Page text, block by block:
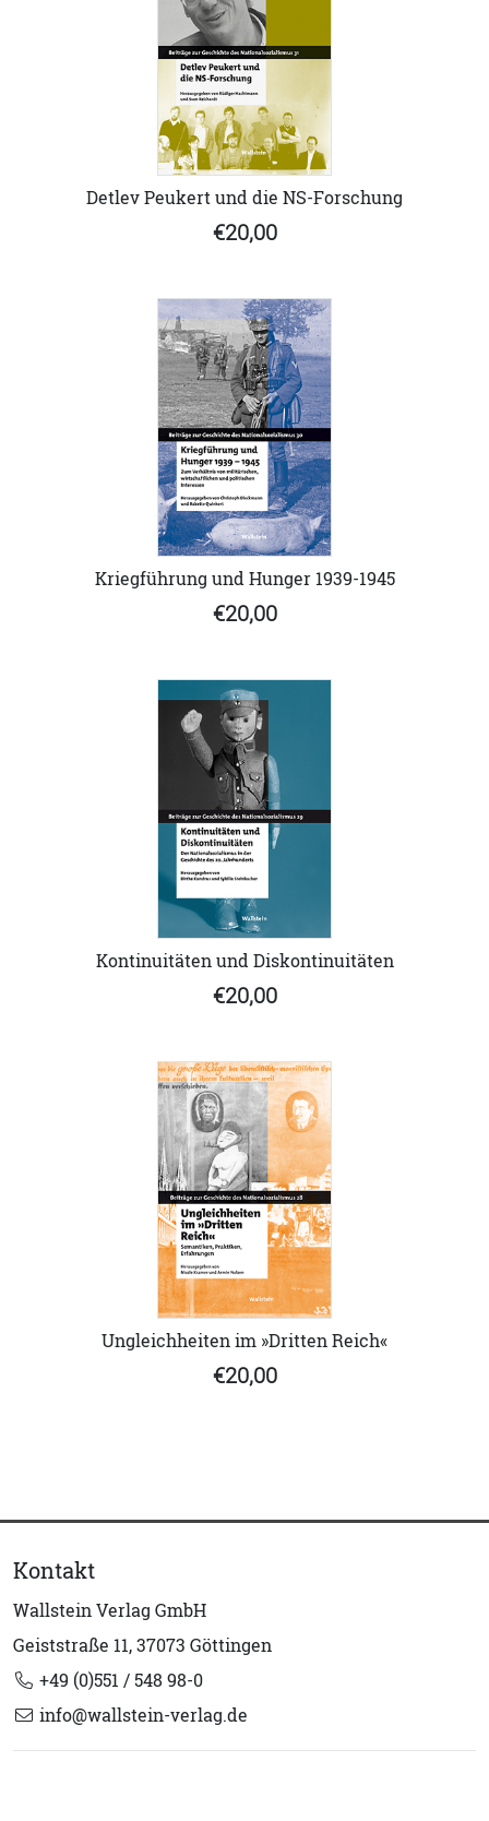
Detlev Peukert und die NS-Forschung
€20,00
Kriegführung und Hunger 1939-1945
€20,00
Kontinuitäten und Diskontinuitäten
€20,00
Ungleichheiten im »Dritten Reich«
€20,00
Kontakt
Wallstein Verlag GmbH
Geiststraße 11, 37073 Göttingen
+49 (0)551 / 548 98-0
info@wallstein-verlag.de